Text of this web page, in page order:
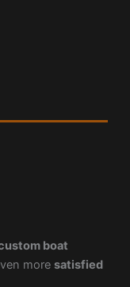
boat
more satisfied